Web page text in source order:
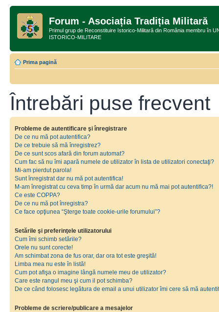
Forum - Asociația Tradiția Militară
Primul grup de Reconstituire Istorico-Militară din România membru în
ISTORICO-MILITARE
Prima pagină
Întrebări puse frecvent
Probleme de autentificare şi înregistrare
De ce nu mă pot autentifica?
De ce trebuie să mă înregistrez?
De ce sunt scos afară din forum automat?
Cum fac să nu îmi apară numele de utilizator în lista de utilizatori conectaţi?
Mi-am pierdut parola!
Sunt înregistrat dar nu mă pot autentifica!
M-am înregistrat cu ceva timp în urmă dar acum nu mă mai pot autentifica?!
Ce este COPPA?
De ce nu mă pot înregistra?
Ce face opţiunea “Şterge toate cookie-urile forumului”?
Setările şi preferinţele utilizatorului
Cum îmi schimb setările?
Orele nu sunt corecte!
Am schimbat zona de fus orar, dar ora tot este greşită!
Limba mea nu este în listă!
Cum pot afişa o imagine lângă numele meu de utilizator?
Care este rangul meu şi cum il pot schimba?
De ce când folosesc legătura de email a unui utilizator îmi cere să mă
Probleme de scriere/publicare a mesajelor